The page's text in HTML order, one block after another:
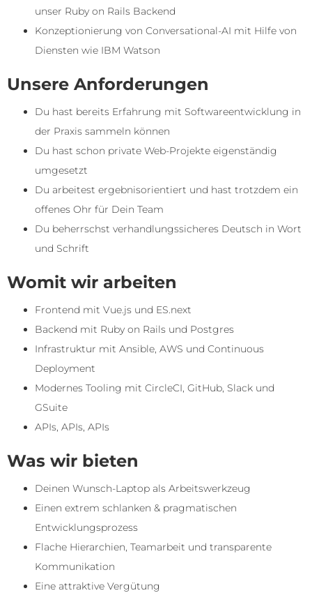
unser Ruby on Rails Backend
Konzeptionierung von Conversational-AI mit Hilfe von
Diensten wie IBM Watson
Unsere Anforderungen
Du hast bereits Erfahrung mit Softwareentwicklung in
der Praxis sammeln können
Du hast schon private Web-Projekte eigenständig
umgesetzt
Du arbeitest ergebnisorientiert und hast trotzdem ein
offenes Ohr für Dein Team
Du beherrschst verhandlungssicheres Deutsch in Wort
und Schrift
Womit wir arbeiten
Frontend mit Vue.js und ES.next
Backend mit Ruby on Rails und Postgres
Infrastruktur mit Ansible, AWS und Continuous
Deployment
Modernes Tooling mit CircleCI, GitHub, Slack und
GSuite
APIs, APIs, APIs
Was wir bieten
Deinen Wunsch-Laptop als Arbeitswerkzeug
Einen extrem schlanken & pragmatischen
Entwicklungsprozess
Flache Hierarchien, Teamarbeit und transparente
Kommunikation
Eine attraktive Vergütung